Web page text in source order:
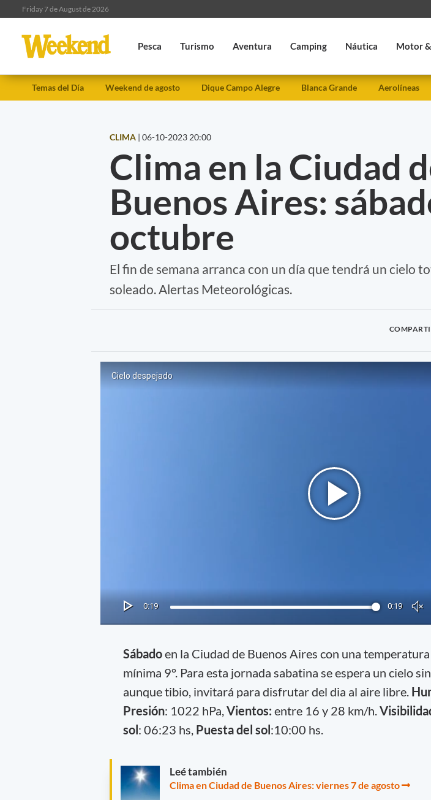
Friday 7 de August de 2026
Pesca Turismo Aventura Camping Náutica Motor
Temas del Día Weekend de agosto Dique Campo Alegre Blanca Grande Aerolíneas
CLIMA | 06-10-2023 20:00
Clima en la Ciudad
Buenos Aires:
octubre
El fin de semana arranca con un día que tendrá un cielo
soleado. Alertas Meteorológicas.
Sábadoen la Ciudad de Buenos Aires con una
mínima 9°. Para esta jornada sabatina se espera un cielo
aunque tibio, invitará para disfrutar del dia al aire libre.
Presión: 1022 hPa, Vientos: entre 16 y 28 km/h.
sol: 06:23 hs, Puesta del sol:10:00 hs.
Leé también
Clima en Ciudad de Buenos Aires: viernes 7 de agosto